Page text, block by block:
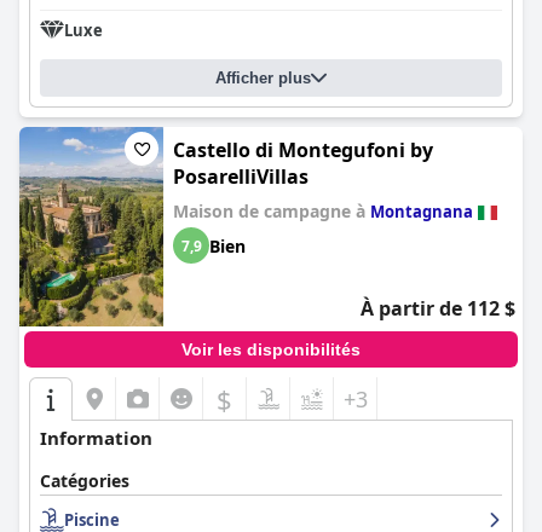
Luxe
Afficher plus
Castello di Montegufoni by
PosarelliVillas
Maison de campagne à Montagnana
7,9 Bien
À partir de 112 $
Voir les disponibilités
$ +3
Information
Catégories
Piscine